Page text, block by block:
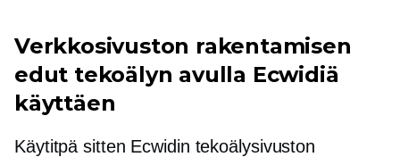
Verkkosivuston rakentamisen
edut tekoälyn avulla Ecwidiä
käyttäen
Käytitpä sitten Ecwidin tekoälysivuston